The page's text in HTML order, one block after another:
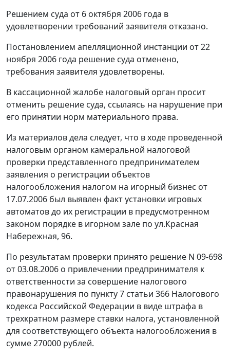
Решением суда от 6 октября 2006 года в
удовлетворении требований заявителя отказано.
Постановлением апелляционной инстанции от 22
ноября 2006 года решение суда отменено,
требования заявителя удовлетворены.
В кассационной жалобе налоговый орган просит
отменить решение суда, ссылаясь на нарушение при
его принятии норм материального права.
Из материалов дела следует, что в ходе проведенной
налоговым органом камеральной налоговой
проверки представленного предпринимателем
заявления о регистрации объектов
налогообложения налогом на игорный бизнес от
17.07.2006 был выявлен факт установки игровых
автоматов до их регистрации в предусмотренном
законом порядке в игорном зале по ул.Красная
Набережная, 96.
По результатам проверки принято решение N 09-698
от 03.08.2006 о привлечении предпринимателя к
ответственности за совершение налогового
правонарушения по пункту 7 статьи 366 Налогового
кодекса Российской Федерации в виде штрафа в
трехкратном размере ставки налога, установленной
для соответствующего объекта налогообложения в
сумме 270000 рублей.